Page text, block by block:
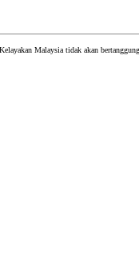
Malaysia tidak akan